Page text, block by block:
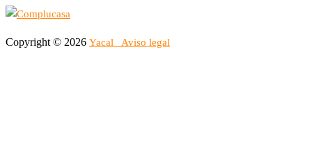
Copyright © 2026 Yacal Aviso legal